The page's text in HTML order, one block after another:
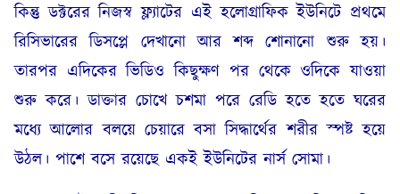
কিন্তু ডক্টরের নিজস্ব ফ্ল্যাটের এই হলোগ্রাফিক ইউনিটে প্রথমে
রিসিভারের ডিসপ্লে দেখানো আর শব্দ শোনানো শুরু হয়।
তারপর এদিকের ভিডিও কিছুক্ষণ পর থেকে ওদিকে যাওয়া
শুরু করে। ডাক্তার চোখে চশমা পরে রেডি হতে হতে ঘরের
মধ্যে আলোর বলয়ে চেয়ারে বসা সিদ্ধার্থের শরীর স্পষ্ট হয়ে
উঠল। পাশে বসে রয়েছে একই ইউনিটের নার্স সোমা।